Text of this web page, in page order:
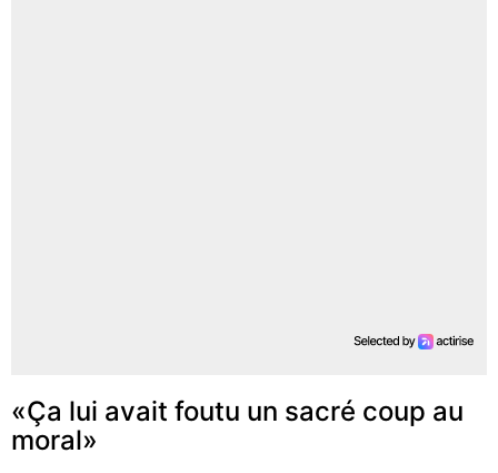
«Ça lui avait foutu un sacré coup au
moral»